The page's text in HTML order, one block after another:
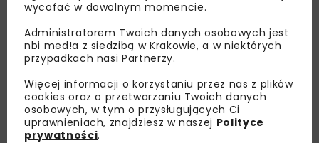
dedykowane akcje specjalne.
Zapoznałam/em się zPolityką Prywatności i
Regulaminemoraz wyrażam zgodę na otrzymywanie na
podany przeze mnie adres e-mail korespondencji
handlowej w postaci newslettera.
wycofać w dowolnym momencie.
Administratorem Twoich danych osobowych jest
nbi med!a z siedzibą w Krakowie, a w niektórych
przypadkach nasi Partnerzy.
Więcej informacji o korzystaniu przez nas z plików
cookies oraz o przetwarzaniu Twoich danych
osobowych, w tym o przysługujących Ci
uprawnieniach, znajdziesz w naszej Polityce
prywatności.